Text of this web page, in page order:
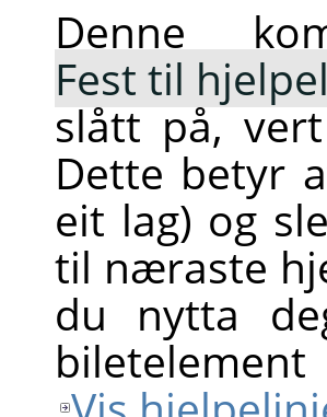
Denne
Fest til
slått på,
Dette betyr
eit lag) og
til næraste
du nytta
biletelement